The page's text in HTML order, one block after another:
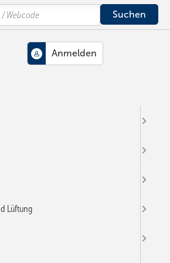
guten Tat
inAusgabe 05-2020
Lüftung